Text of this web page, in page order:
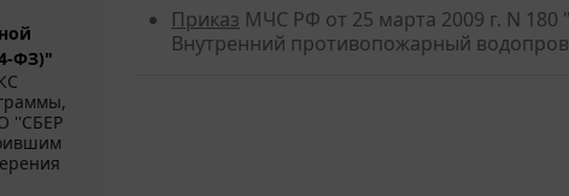
ФЗ)"
''СБЕР
Приказ МЧС РФ от 25 марта 2009 г. N
Внутренний противопожарный